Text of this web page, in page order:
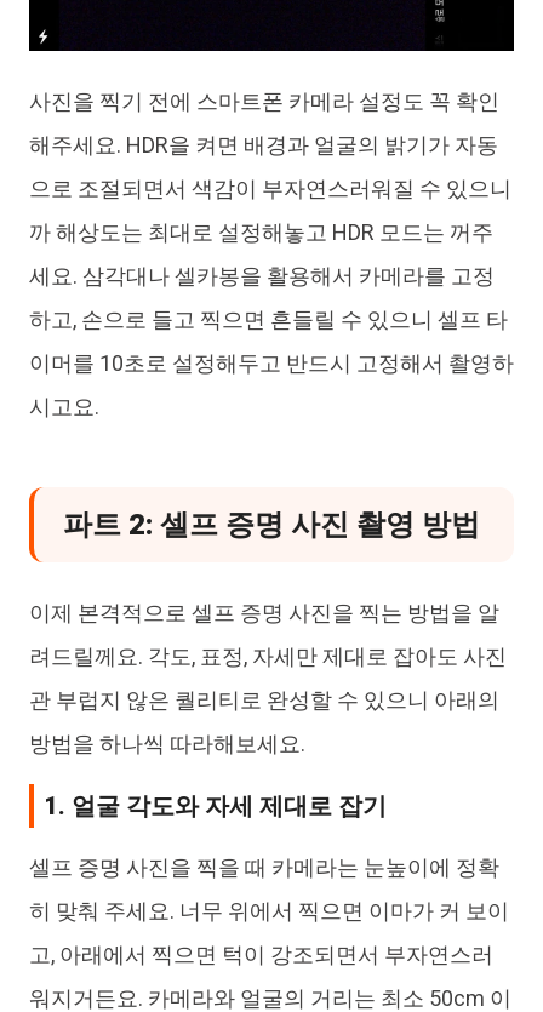
사진을 찍기 전에 스마트폰 카메라 설정도 꼭 확인
해주세요. HDR을 켜면 배경과 얼굴의 밝기가 자동
으로 조절되면서 색감이 부자연스러워질 수 있으니
까 해상도는 최대로 설정해놓고 HDR 모드는 꺼주
세요. 삼각대나 셀카봉을 활용해서 카메라를 고정
하고, 손으로 들고 찍으면 흔들릴 수 있으니 셀프 타
이머를 10초로 설정해두고 반드시 고정해서 촬영하
시고요.
파트 2: 셀프 증명 사진 촬영 방법
이제 본격적으로 셀프 증명 사진을 찍는 방법을 알
려드릴께요. 각도, 표정, 자세만 제대로 잡아도 사진
관 부럽지 않은 퀄리티로 완성할 수 있으니 아래의
방법을 하나씩 따라해보세요.
1. 얼굴 각도와 자세 제대로 잡기
셀프 증명 사진을 찍을 때 카메라는 눈높이에 정확
히 맞춰 주세요. 너무 위에서 찍으면 이마가 커 보이
고, 아래에서 찍으면 턱이 강조되면서 부자연스러
워지거든요. 카메라와 얼굴의 거리는 최소 50cm 이